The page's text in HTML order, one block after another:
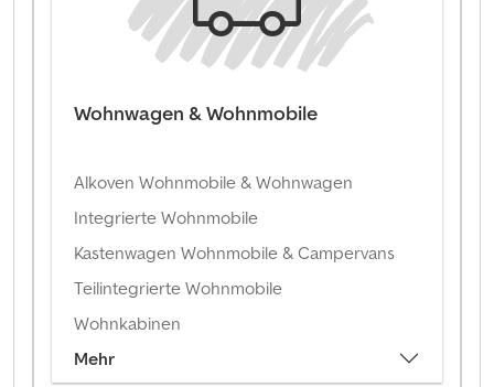
Wohnwagen & Wohnmobile
Alkoven Wohnmobile & Wohnwagen
Integrierte Wohnmobile
Kastenwagen Wohnmobile & Campervans
Teilintegrierte Wohnmobile
Wohnkabinen
Mehr